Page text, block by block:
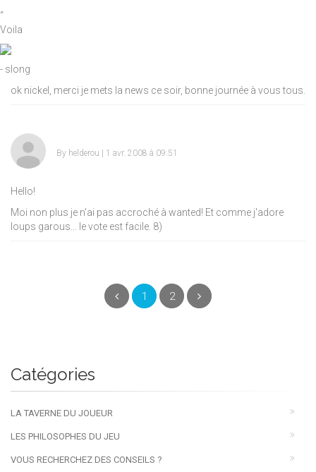
“
Voila
- slong
ok nickel, merci je mets la news ce soir, bonne journée à vous tous.
By helderou | 1 avr. 2008 à 09:51
Hello!
Moi non plus je n'ai pas accroché à wanted! Et comme j'adore
loups garous... le vote est facile. 8)
Précédent
1 (current)
2 Suivant
Catégories
LA TAVERNE DU JOUEUR
LES PHILOSOPHES DU JEU
VOUS RECHERCHEZ DES CONSEILS ?